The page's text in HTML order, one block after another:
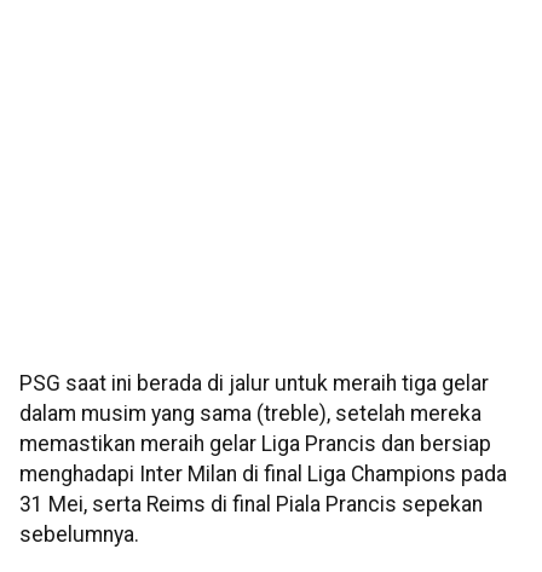
PSG saat ini berada di jalur untuk meraih tiga gelar
dalam musim yang sama (treble), setelah mereka
memastikan meraih gelar Liga Prancis dan bersiap
menghadapi Inter Milan di final Liga Champions pada
31 Mei, serta Reims di final Piala Prancis sepekan
sebelumnya.